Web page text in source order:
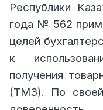
Республики
года № 562
целей
к
получения
(ТМЗ). По своей